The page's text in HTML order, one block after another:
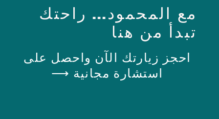
مع المحمود... راحتك
تبدأ من هنا
احجز زيارتك الآن واحصل على
استشارة مجانية ⟶